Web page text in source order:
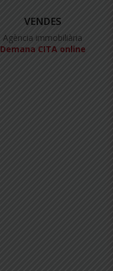
VENDES
Agència immobiliària
Demana CITA online